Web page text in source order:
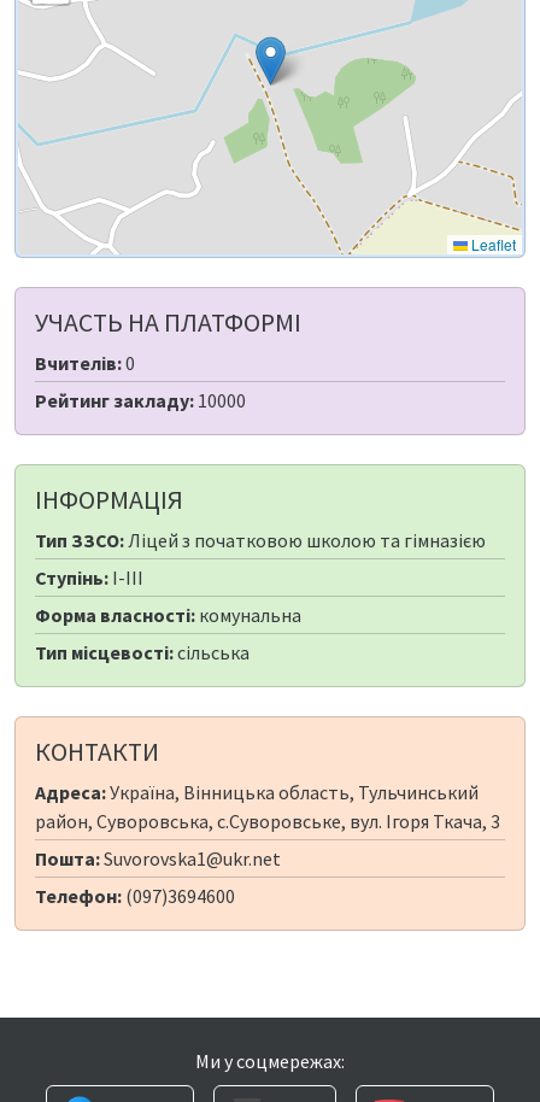
Leaflet
УЧАСТЬ НА ПЛАТФОРМІ
Вчителів:0
Рейтинг закладу: 10000
ІНФОРМАЦІЯ
Тип ЗЗСО:Ліцей з початковою школою та гімназією
Ступінь: I-III
Форма власності: комунальна
Тип місцевості:сільська
КОНТАКТИ
Адреса:Україна, Вінницька область, Тульчинський
район, Суворовська, с.Суворовське, вул. Ігоря Ткача, 3
Пошта:Suvorovska1@ukr.net
Телефон: (097)3694600
Ми у соцмережах: